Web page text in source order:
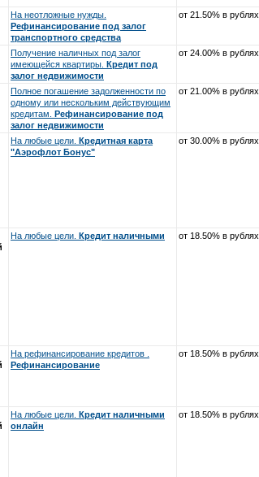
На неотложные нужды.
Рефинансирование под залог
транспортного средства
от 21.50% в рублях
Получение наличных под залог
имеющейся квартиры. Кредит под
залог недвижимости
от 24.00% в рублях
Полное погашение задолженности по
одному или нескольким действующим
кредитам. Рефинансирование под
залог недвижимости
от 21.00% в рублях
На любые цели. Кредитная карта
"Аэрофлот Бонус"
от 30.00% в рублях
На любые цели. Кредит наличными от 18.50% в рублях
На рефинансирование кредитов .
Рефинансирование
от 18.50% в рублях
На любые цели. Кредит наличными
онлайн
от 18.50% в рублях